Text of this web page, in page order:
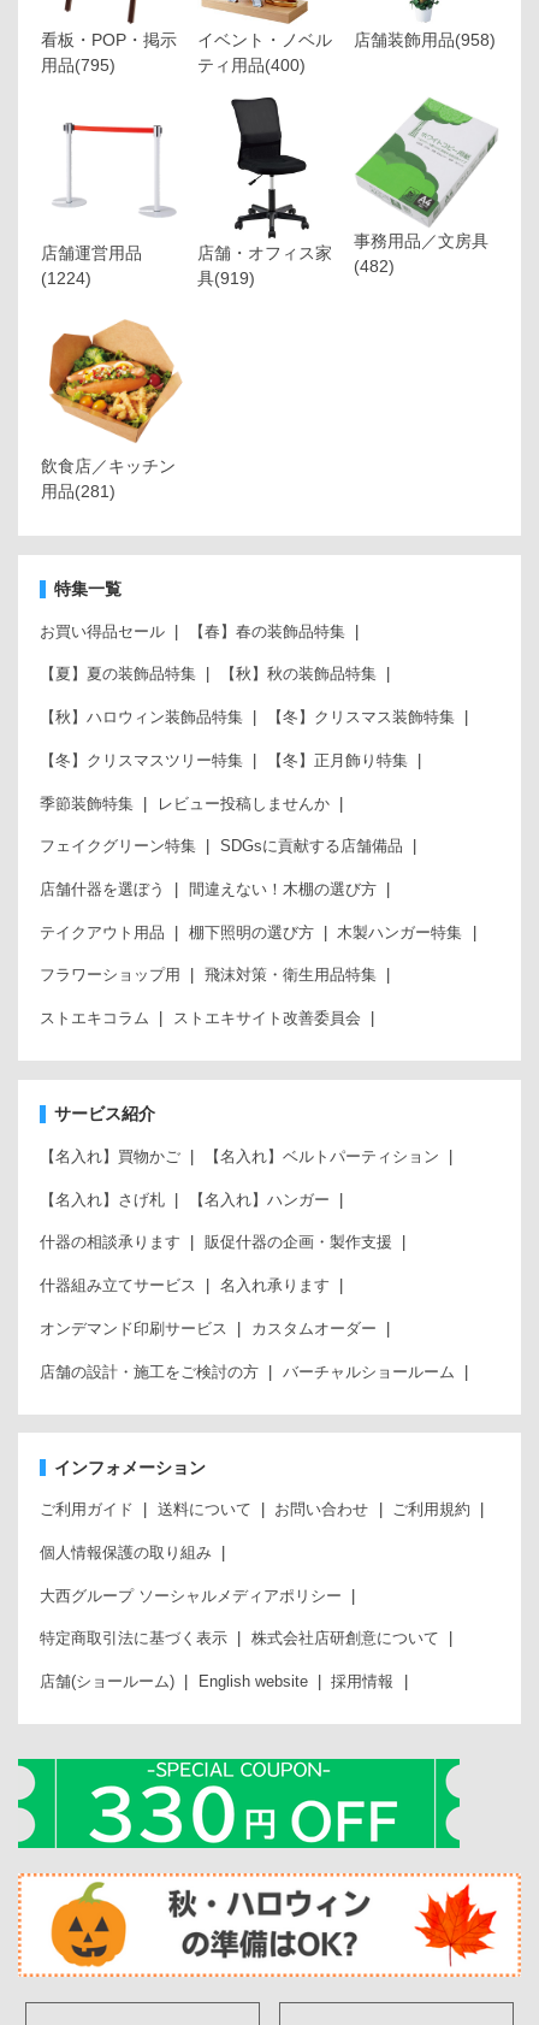
看板・POP・掲示
用品(795)
イベント・ノベル
ティ用品(400)
店舗装飾用品(958)
店舗運営用品
(1224)
店舗・オフィス家
具(919)
事務用品／文房具
(482)
飲食店／キッチン
用品(281)
特集一覧
お買い得品セール 【春】春の装飾品特集
【夏】夏の装飾品特集 【秋】秋の装飾品特集
【秋】ハロウィン装飾品特集 【冬】クリスマス装飾特集
【冬】クリスマスツリー特集 【冬】正月飾り特集
季節装飾特集 レビュー投稿しませんか
フェイクグリーン特集 SDGsに貢献する店舗備品
店舗什器を選ぼう 間違えない！木棚の選び方
テイクアウト用品 棚下照明の選び方 木製ハンガー特集
フラワーショップ用 飛沫対策・衛生用品特集
ストエキコラム ストエキサイト改善委員会
サービス紹介
【名入れ】買物かご 【名入れ】ベルトパーティション
【名入れ】さげ札 【名入れ】ハンガー
什器の相談承ります 販促什器の企画・製作支援
什器組み立てサービス 名入れ承ります
オンデマンド印刷サービス カスタムオーダー
店舗の設計・施工をご検討の方 バーチャルショールーム
インフォメーション
ご利用ガイド 送料について お問い合わせ ご利用規約
個人情報保護の取り組み
大西グループ ソーシャルメディアポリシー
特定商取引法に基づく表示 株式会社店研創意について
店舗(ショールーム) English website 採用情報